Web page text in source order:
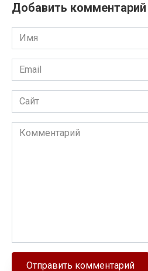
Добавить комментарий
Имя
Email
Сайт
Комментарий